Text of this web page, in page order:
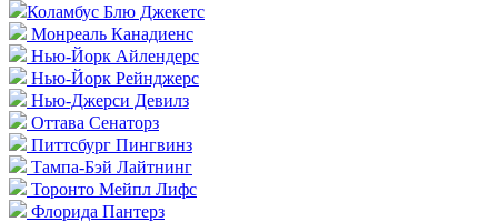
Коламбус Блю Джекетс
Монреаль Канадиенс
Нью-Йорк Айлендерс
Нью-Йорк Рейнджерс
Нью-Джерси Девилз
Оттава Сенаторз
Питтсбург Пингвинз
Тампа-Бэй Лайтнинг
Торонто Мейпл Лифс
Флорида Пантерз